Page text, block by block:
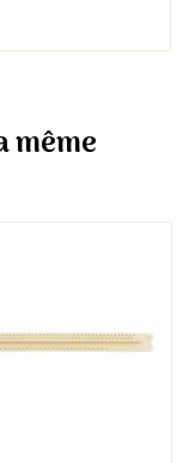
même